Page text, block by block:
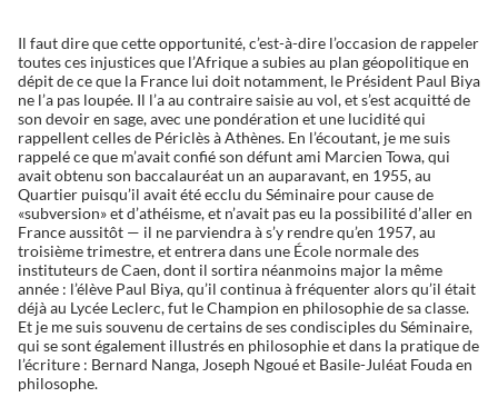
Il faut dire que cette opportunité, c’est-à-dire l’occasion de rappeler
toutes ces injustices que l’Afrique a subies au plan géopolitique en
dépit de ce que la France lui doit notamment, le Président Paul Biya
ne l’a pas loupée. Il l’a au contraire saisie au vol, et s’est acquitté de
son devoir en sage, avec une pondération et une lucidité qui
rappellent celles de Périclès à Athènes. En l’écoutant, je me suis
rappelé ce que m’avait confié son défunt ami Marcien Towa, qui
avait obtenu son baccalauréat un an auparavant, en 1955, au
Quartier puisqu’il avait été ecclu du Séminaire pour cause de
«subversion» et d’athéisme, et n’avait pas eu la possibilité d’aller en
France aussitôt — il ne parviendra à s’y rendre qu’en 1957, au
troisième trimestre, et entrera dans une École normale des
instituteurs de Caen, dont il sortira néanmoins major la même
année : l’élève Paul Biya, qu’il continua à fréquenter alors qu’il était
déjà au Lycée Leclerc, fut le Champion en philosophie de sa classe.
Et je me suis souvenu de certains de ses condisciples du Séminaire,
qui se sont également illustrés en philosophie et dans la pratique de
l’écriture : Bernard Nanga, Joseph Ngoué et Basile-Juléat Fouda en
philosophe.